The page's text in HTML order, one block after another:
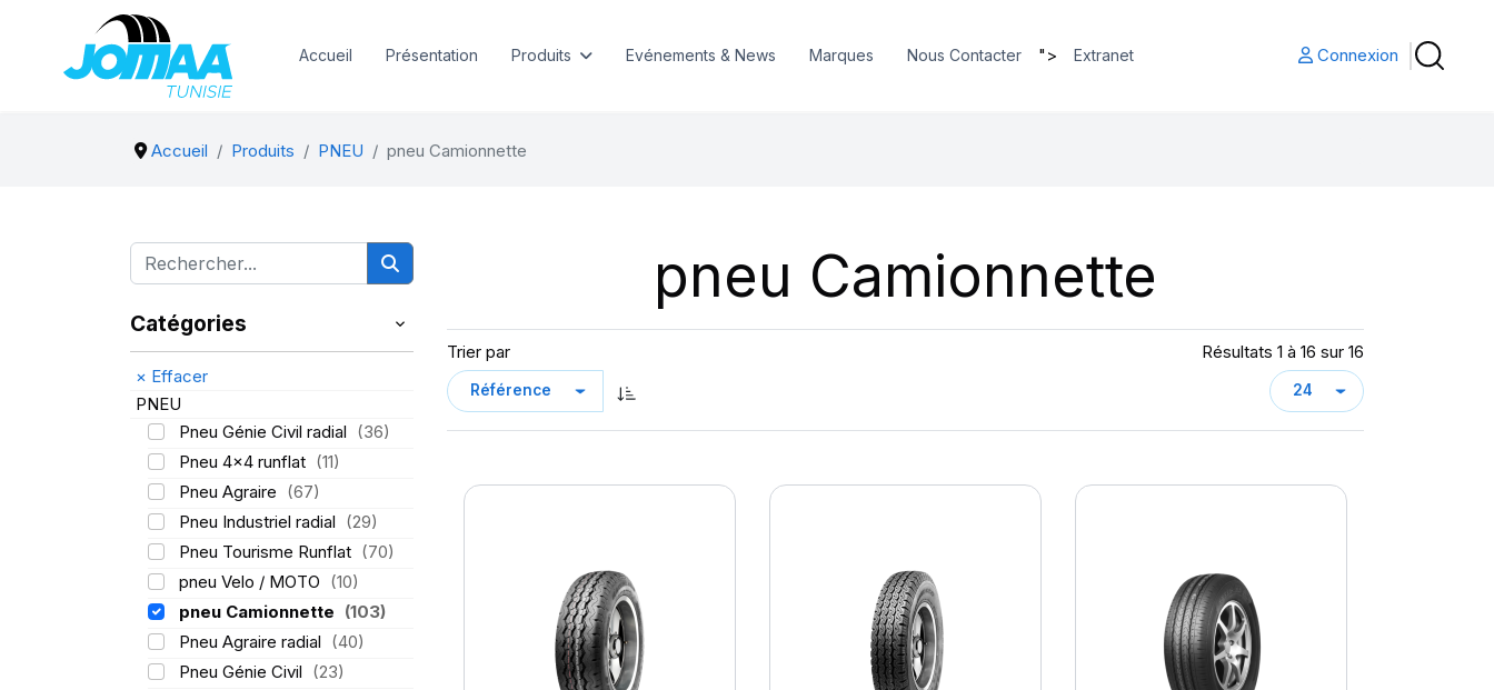
Accueil Présentation Produits Evénements & News Marques Nous Contacter "> Extranet Connexion
Accueil Produits PNEU pneu Camionnette
Catégories
× Effacer
PNEU
Pneu Génie Civil radial (36)
Pneu 4x4 runflat (11)
Pneu Agraire (67)
Pneu Industriel radial (29)
Pneu Tourisme Runflat (70)
pneu Velo / MOTO (10)
pneu Camionnette (103)
Pneu Agraire radial (40)
Pneu Génie Civil (23)
pneu Camionnette
Trier par Résultats 1 à 16 sur 16